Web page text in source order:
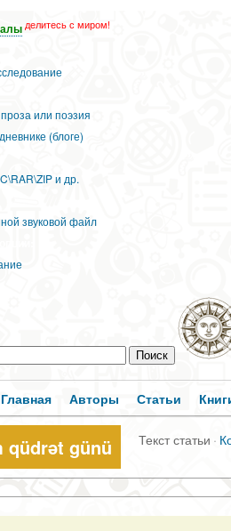
делитесь с миром!
или поэзия
(блоге)
и др.
звуковой файл
Главная Авторы Статьи
qüdrət günü Текст статьи ·